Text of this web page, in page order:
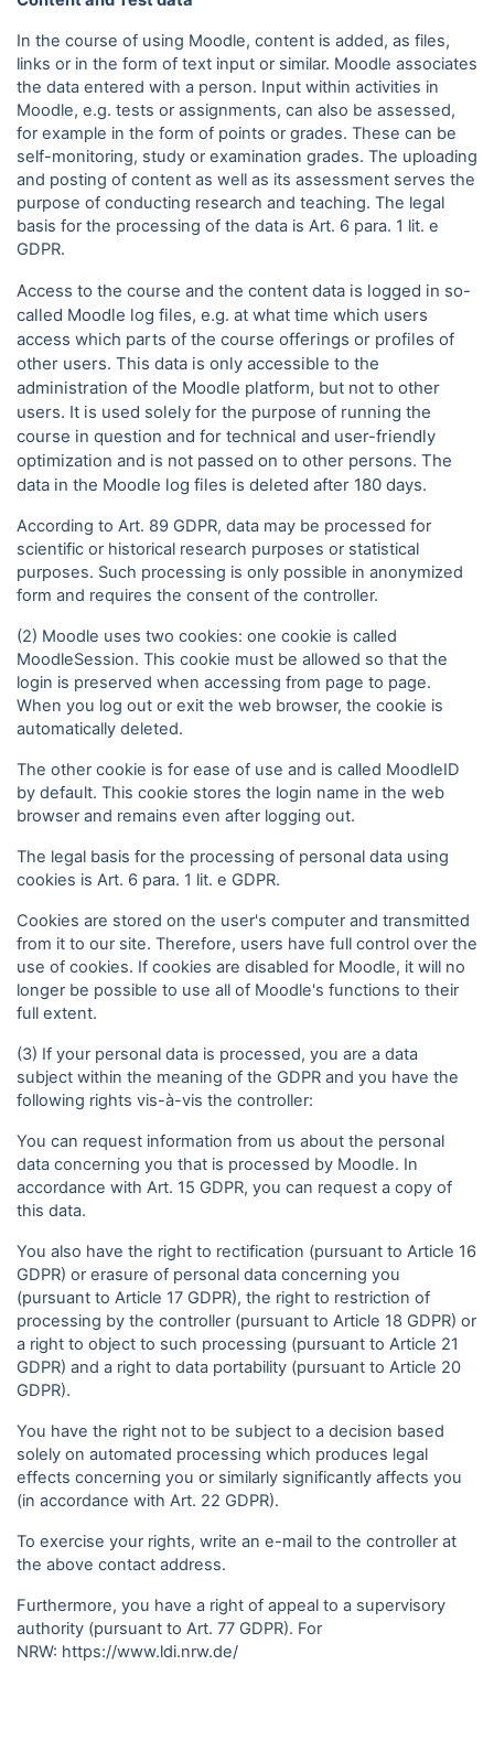
In the course of using Moodle, content is added, as files,
links or in the form of text input or similar. Moodle associates
the data entered with a person. Input within activities in
Moodle, e.g. tests or assignments, can also be assessed,
for example in the form of points or grades. These can be
self-monitoring, study or examination grades. The uploading
and posting of content as well as its assessment serves the
purpose of conducting research and teaching. The legal
basis for the processing of the data is Art. 6 para. 1 lit. e
GDPR.
Access to the course and the content data is logged in so-
called Moodle log files, e.g. at what time which users
access which parts of the course offerings or profiles of
other users. This data is only accessible to the
administration of the Moodle platform, but not to other
users. It is used solely for the purpose of running the
course in question and for technical and user-friendly
optimization and is not passed on to other persons. The
data in the Moodle log files is deleted after 180 days.
According to Art. 89 GDPR, data may be processed for
scientific or historical research purposes or statistical
purposes. Such processing is only possible in anonymized
form and requires the consent of the controller.
(2) Moodle uses two cookies: one cookie is called
MoodleSession. This cookie must be allowed so that the
login is preserved when accessing from page to page.
When you log out or exit the web browser, the cookie is
automatically deleted.
The other cookie is for ease of use and is called MoodleID
by default. This cookie stores the login name in the web
browser and remains even after logging out.
The legal basis for the processing of personal data using
cookies is Art. 6 para. 1 lit. e GDPR.
Cookies are stored on the user's computer and transmitted
from it to our site. Therefore, users have full control over the
use of cookies. If cookies are disabled for Moodle, it will no
longer be possible to use all of Moodle's functions to their
full extent.
(3) If your personal data is processed, you are a data
subject within the meaning of the GDPR and you have the
following rights vis-à-vis the controller:
You can request information from us about the personal
data concerning you that is processed by Moodle. In
accordance with Art. 15 GDPR, you can request a copy of
this data.
You also have the right to rectification (pursuant to Article 16
GDPR) or erasure of personal data concerning you
(pursuant to Article 17 GDPR), the right to restriction of
processing by the controller (pursuant to Article 18 GDPR) or
a right to object to such processing (pursuant to Article 21
GDPR) and a right to data portability (pursuant to Article 20
GDPR).
You have the right not to be subject to a decision based
solely on automated processing which produces legal
effects concerning you or similarly significantly affects you
(in accordance with Art. 22 GDPR).
To exercise your rights, write an e-mail to the controller at
the above contact address.
Furthermore, you have a right of appeal to a supervisory
authority (pursuant to Art. 77 GDPR). For
NRW: https://www.ldi.nrw.de/